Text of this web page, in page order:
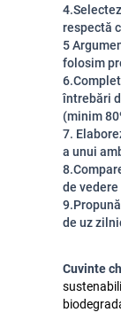
respectă
5
folosim
întrebări
(minim
7.
a unui
de
de uz
Cuvinte